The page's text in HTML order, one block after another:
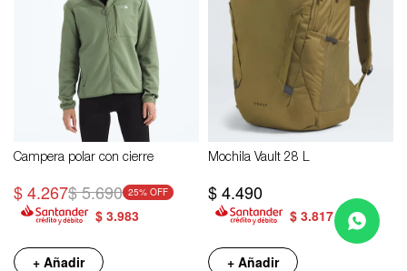
Campera polar con cierre
$4.267$5.690 25
$ 3.983
+ Añadir
Mochila Vault 28 L
$4.490
$ 3.817
+ Añadir